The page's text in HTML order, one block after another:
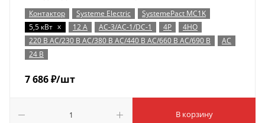
Контактор Systeme Electric
SystemePact MC1K
5,5 кВт x 12 А AC-3/AC-1/DC-1 4P
4НО
220 В AC/230 В AC/380 В AC/440 В AC/660 В AC/690 В
AC
24 В
7 686₽/шт
В корзину